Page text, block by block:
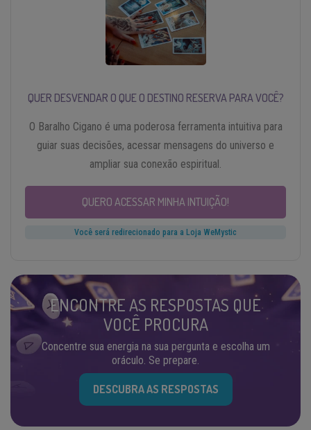
QUER DESVENDAR O QUE O DESTINO RESERVA PARA VOCÊ?
O Baralho Cigano é uma poderosa ferramenta intuitiva para
guiar suas decisões, acessar mensagens do universo e
ampliar sua conexão espiritual.
QUERO ACESSAR MINHA INTUIÇÃO!
Você será redirecionado para a Loja WeMystic
ENCONTRE AS RESPOSTAS QUE
VOCÊ PROCURA
Concentre sua energia na sua pergunta e escolha um
oráculo. Se prepare.
DESCUBRA AS RESPOSTAS